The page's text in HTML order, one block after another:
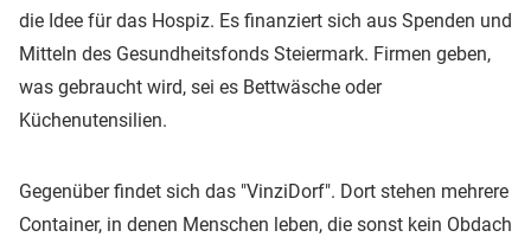
die Idee für das Hospiz. Es finanziert sich aus Spenden und
Mitteln des Gesundheitsfonds Steiermark. Firmen geben,
was gebraucht wird, sei es Bettwäsche oder
Küchenutensilien.
Gegenüber findet sich das "VinziDorf". Dort stehen mehrere
Container, in denen Menschen leben, die sonst kein Obdach